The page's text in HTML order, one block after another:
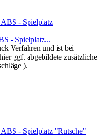
- Spielplatz...
Verfahren und ist bei
ggf. abgebildete zusätzliche
).